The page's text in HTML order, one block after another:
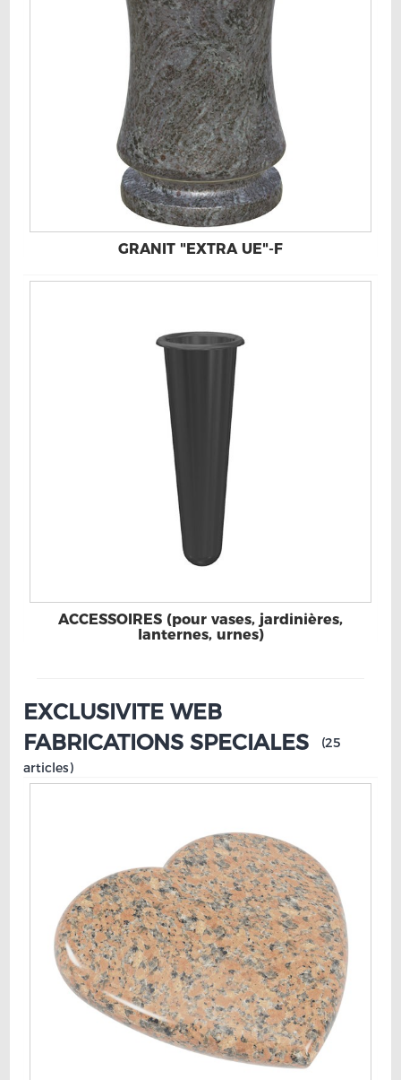
GRANIT "EXTRA UE"-F
ACCESSOIRES (pour vases, jardinières,
lanternes, urnes)
EXCLUSIVITE WEB
FABRICATIONS SPECIALES
(25
articles)